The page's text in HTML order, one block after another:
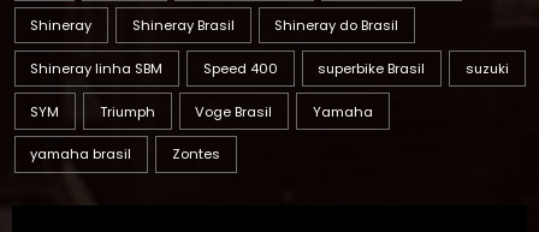
Shineray Shineray Brasil Shineray do Brasil
Shineray linha SBM Speed 400 superbike Brasil suzuki
SYM Triumph Voge Brasil Yamaha
yamaha brasil Zontes